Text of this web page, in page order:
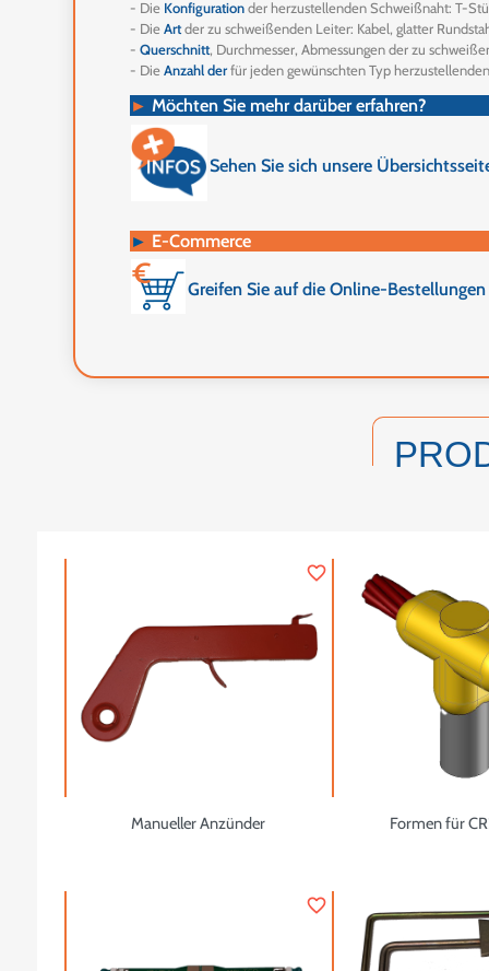
- Die Konfigurationder herzustellenden Schweißnaht: T-
- DieArtder zu schweißenden Leiter: Kabel, glatter
-Querschnitt, Durchmesser, Abmessungen der zu
- DieAnzahl derfür jeden gewünschten Typ
► Möchten Sie mehr darüber erfahren?
Sehen Sie sich unsere
► E-Commerce
Greifen Sie auf die Online-
Manueller Anzünder
favorite_border
Formen für
favorite_border